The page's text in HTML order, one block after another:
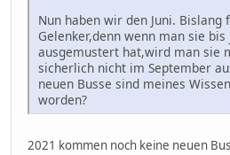
Nun haben wir den Juni. Bislang
Gelenker,denn wenn man sie
ausgemustert hat,wird man sie
sicherlich nicht im September
neuen Busse sind meines
worden?
2021 kommen noch keine neuen